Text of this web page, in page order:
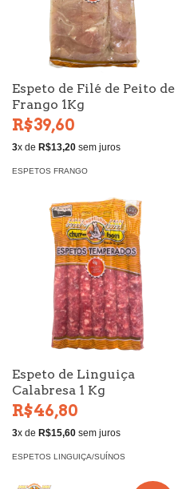
Espeto de Filé de Peito de
Frango 1Kg
R$39,60
3x de R$13,20 sem juros
ESPETOS FRANGO
Espeto de Linguiça
Calabresa 1 Kg
R$46,80
3x de R$15,60 sem juros
ESPETOS LINGUIÇA/SUÍNOS